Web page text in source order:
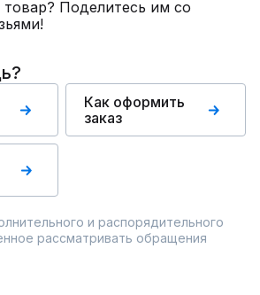
Поделитесь им со
Как оформить
заказ
и распорядительного
рассматривать обращения